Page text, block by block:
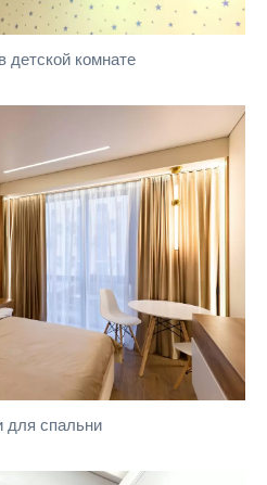
детской комнате
для спальни